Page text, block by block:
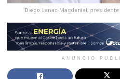
Diego Lanao Magdaniel,
ANUNCIO